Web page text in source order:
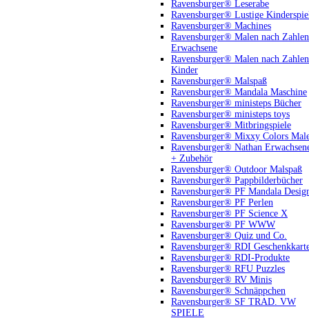
Ravensburger® Leserabe
Ravensburger® Lustige
Ravensburger® Machines
Ravensburger® Malen nach Zahlen
Erwachsene
Ravensburger® Malen nach Zahlen
Kinder
Ravensburger® Malspaß
Ravensburger® Mandala Maschine
Ravensburger® ministeps Bücher
Ravensburger® ministeps toys
Ravensburger® Mitbringspiele
Ravensburger® Mixxy Colors
Ravensburger® Nathan
+ Zubehör
Ravensburger® Outdoor Malspaß
Ravensburger® Pappbilderbücher
Ravensburger® PF Mandala
Ravensburger® PF Perlen
Ravensburger® PF Science X
Ravensburger® PF WWW
Ravensburger® Quiz und Co.
Ravensburger® RDI
Ravensburger® RDI-Produkte
Ravensburger® RFU Puzzles
Ravensburger® RV Minis
Ravensburger® Schnäppchen
Ravensburger® SF TRAD. VW
SPIELE